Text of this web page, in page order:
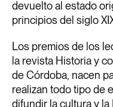
devuelto al estado
principios del siglo
Los premios de los
la revista Historia y
de Córdoba, nacen
realizan todo tipo de
difundir la cultura y la